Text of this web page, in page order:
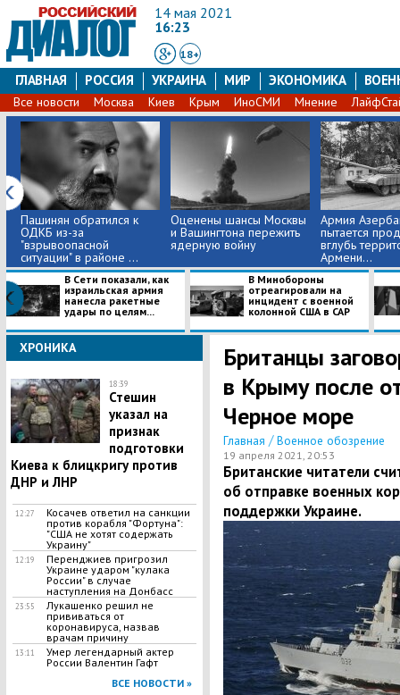
14 мая 2021
16:23
18+
ГЛАВНАЯ РОССИЯ УКРАИНА МИР ЭКОНОМИКА
Все новости Москва Киев Крым ИноСМИ Мнение
Пашинян обратился к
ОДКБ из-за
"взрывоопасной
ситуации" в районе ...
Оценены шансы Москвы
и Вашингтона пережить
ядерную войну
Армия
пытается
вглубь
Армени...
В Сети показали, как
израильская армия
нанесла ракетные
удары по целям...
В Минобороны
отреагировали на
инцидент с военной
колонной США в САР
ХРОНИКА
18:39
Стешин
указал на
признак
подготовки
Киева к блицкригу против
ДНР и ЛНР
12:27
​Косачев ответил на санкции
против корабля "Фортуна":
"США не хотят содержать
Украину"
12:19
Перенджиев пригрозил
Украине ударом "кулака
России" в случае
наступления на Донбасс
23:55
Лукашенко решил не
прививаться от
коронавируса, назвав
врачам причину
13:11
Умер легендарный актер
России Валентин Гафт
ВСЕ НОВОСТИ »
Британцы
в Крыму после
Черное море
Главная / Военное обозрение
19 апреля 2021, 20:53
Британские читатели
об отправке военных
поддержки Украине.